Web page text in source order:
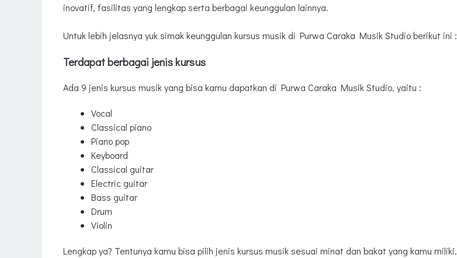
inovatif, fasilitas yang lengkap serta berbagai keunggulan lainnya.
Untuk lebih jelasnya yuk simak keunggulan kursus musik di Purwa Caraka Musik Studio berikut ini :
Terdapat berbagai jenis kursus
Ada 9 jenis kursus musik yang bisa kamu dapatkan di Purwa Caraka Musik Studio, yaitu :
Vocal
Classical piano
Piano pop
Keyboard
Classical guitar
Electric guitar
Bass guitar
Drum
Violin
Lengkap ya? Tentunya kamu bisa pilih jenis kursus musik sesuai minat dan bakat yang kamu miliki.